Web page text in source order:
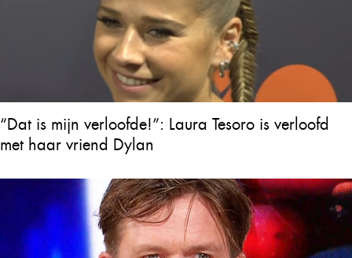
“Dat is mijn verloofde!”: Laura Tesoro is verloofd
met haar vriend Dylan